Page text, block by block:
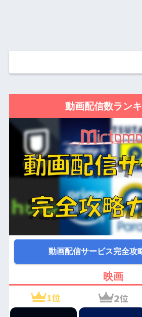
動画配信数ラン
動画配信サービス完全攻
映画